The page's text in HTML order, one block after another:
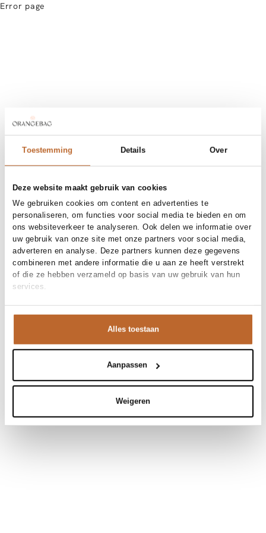
Toestemming Details Over
Deze website maakt gebruik van cookies
We gebruiken cookies om content en advertenties te
personaliseren, om functies voor social media te bieden en om
ons websiteverkeer te analyseren. Ook delen we informatie over
uw gebruik van onze site met onze partners voor social media,
adverteren en analyse. Deze partners kunnen deze gegevens
combineren met andere informatie die u aan ze heeft verstrekt
of die ze hebben verzameld op basis van uw gebruik van hun
services.
Alles toestaan
Aanpassen
Weigeren
Error page